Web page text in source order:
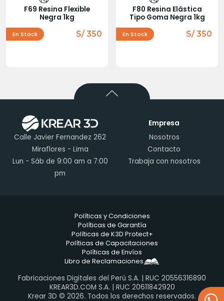
F69 Resina Flexible
Negra 1kg
En Stock S/ 350
F80 Resina Elástica
Tipo Goma Negra 1kg
En Stock S/ 350
Calle Javier Fernandez 262
Miraflores - Lima
Lun - Sáb de 9:00 am a 7:00
pm
Empresa
Nosotros
Contacto
Trabaja con nosotros
Políticas y Condiciones
Políticas de Garantía
Políticas de K3D Protect+
Políticas de Capacitaciones
Políticas de Envíos
Libro de Reclamaciones
Fabricaciones Digitales del Perú S.A. | RUC 20556316890
KREAR3D.COM S.A. | RUC 20611842920
Krear 3D © 2026. Todos los derechos reservados.